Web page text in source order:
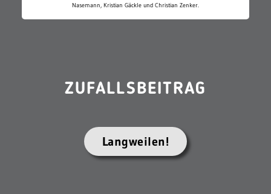
Nasemann, Kristian Gäckle und Christian Zenker.
ZUFALLSBEITRAG
Langweilen!